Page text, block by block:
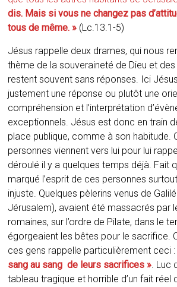
dis. Mais si vous ne changez pas
tous de même. » (Lc.13.1-5)
Jésus rappelle deux drames, qui nous
thème de la souveraineté de Dieu et
restent souvent sans réponses. Ici
justement une réponse ou plutôt une
compréhension et l’interprétation
exceptionnels. Jésus est donc en train
place publique, comme à son habitude.
personnes viennent vers lui pour lui
déroulé il y a quelques temps déjà. Fait
marqué l’esprit de ces personnes
injuste. Quelques pèlerins venus de
Jérusalem), avaient été massacrés par
romaines, sur l’ordre de Pilate, dans le
égorgeaient les bêtes pour le sacrifice.
ces gens rappelle particulièrement ceci
sang au sang de leurs sacrifices ». Luc
tableau tragique et horrible d’un fait réel